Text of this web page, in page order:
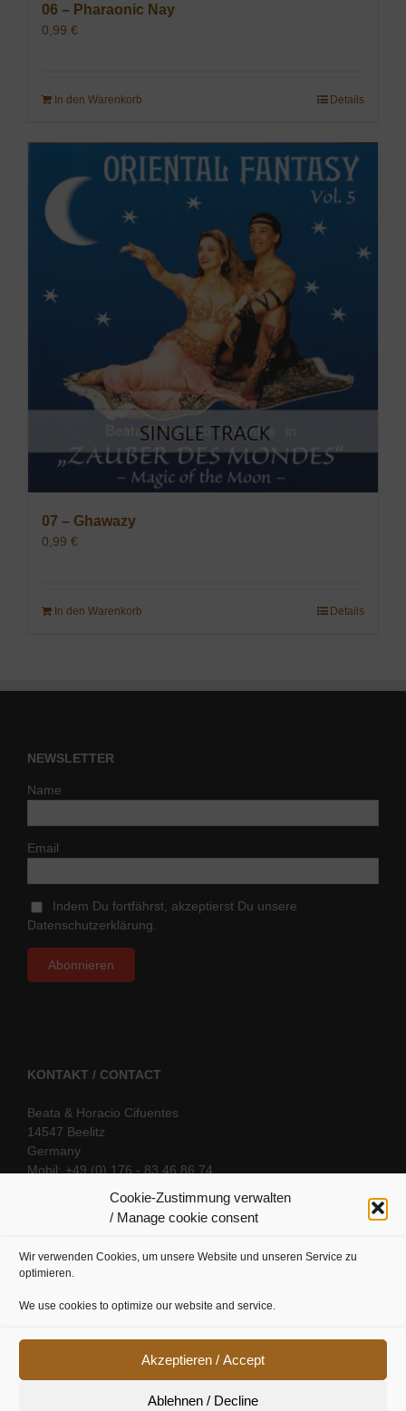
Cookie-Zustimmung verwalten
/ Manage cookie consent
Wir verwenden Cookies, um unsere Website und unseren Service zu
optimieren.
We use cookies to optimize our website and service.
Akzeptieren / Accept
Ablehnen / Decline
06 – Pharaonic Nay
0,99 €
In den Warenkorb Details
07 – Ghawazy
0,99 €
In den Warenkorb Details
NEWSLETTER
Name
Email
Indem Du fortfährst, akzeptierst Du unsere
Datenschutzerklärung.
KONTAKT / CONTACT
Beata & Horacio Cifuentes
14547 Beelitz
Germany
Mobil: +49 (0) 176 - 83 46 86 74
SOCIAL LINKS